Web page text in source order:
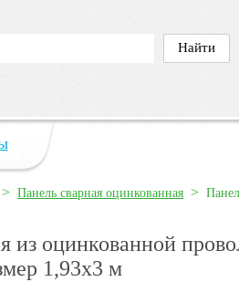
> Панель сварная оцинкованная >
из оцинкованной
1,93х3 м